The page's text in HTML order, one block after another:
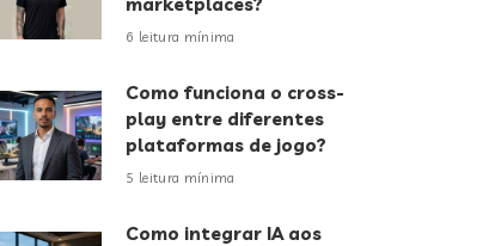
6 leitura mínima
Como funciona o cross-
play entre diferentes
plataformas de jogo?
5 leitura mínima
Como integrar IA aos